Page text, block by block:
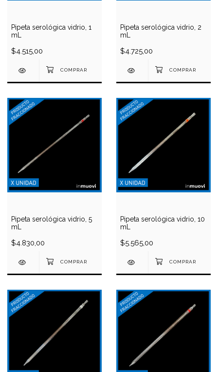
Pipeta serológica vidrio, 1
mL
$4.515,00
Pipeta serológica vidrio, 2
mL
$4.725,00
Pipeta serológica vidrio, 5
mL
$4.830,00
Pipeta serológica vidrio, 10
mL
$5.565,00